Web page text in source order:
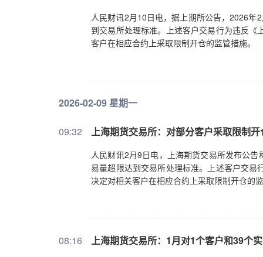
人民财讯2月10日电，据上期所公告，2026年
到交易所处理标准。上述客户交易行为违反
客户在相应合约上采取限制开仓的监管措施。
2026-02-09 星期一
09:32 上海期货交易所：对部分客户采取限制
人民财讯2月9日电，上海期货交易所发布公
易量超限达到交易所处理标准。上述客户交
决定对相关客户在相应合约上采取限制开仓的
08:16 上海期货交易所：1月对1个客户和39个